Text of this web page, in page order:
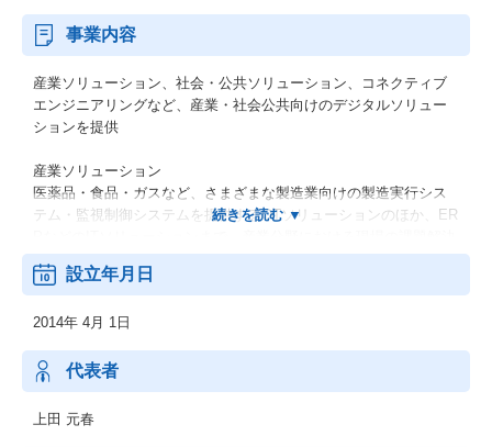
事業内容
産業ソリューション、社会・公共ソリューション、コネクティブ
エンジニアリングなど、産業・社会公共向けのデジタルソリュー
ションを提供
産業ソリューション
医薬品・食品・ガスなど、さまざまな製造業向けの製造実行シス
テム・監視制御システムを提供するOTソリューションのほか、ER
に向けたデジタルソリューションを提供しています。
上下水道・道路・鉄道・電力などの社会インフラ分野で、現場の
データに基づくリアルタイム制御や、監視制御、トラブルなどの
予兆診断などを通じ、止められないクリティカルなシステムを安
定稼働させ、インフラの安全・安心に貢献しています。
設立年月日
2014年 4月 1日
代表者
上田 元春